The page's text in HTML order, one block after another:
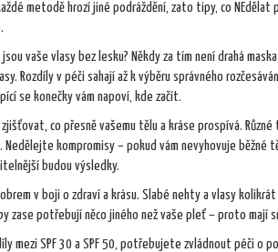
metodě hrozí jiné podráždění, zato tipy, co
vaše vlasy bez lesku? Někdy za tím není drahá
Rozdíly v péči sahají až k výběru správného
se konečky vám napoví, kde začít.
zjišťovat, co přesně vašemu tělu a kráse prospívá.
kompromisy – pokud vám nevyhovuje
budou výsledky.
v boji o zdraví a krásu. Slabé nehty a vlasy
zase potřebují něco jiného než vaše pleť – proto mají
mezi SPF 30 a SPF 50, potřebujete zvládnout péči o